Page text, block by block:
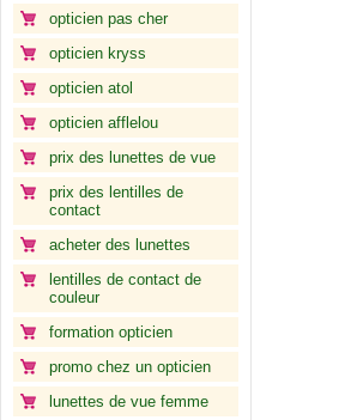
opticien pas cher
opticien kryss
opticien atol
opticien afflelou
prix des lunettes de vue
prix des lentilles de
contact
acheter des lunettes
lentilles de contact de
couleur
formation opticien
promo chez un opticien
lunettes de vue femme